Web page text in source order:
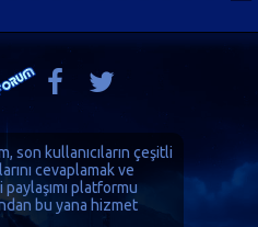
, son kullanıcıların çeşitli
cevaplamak ve
platformu
bu yana hizmet